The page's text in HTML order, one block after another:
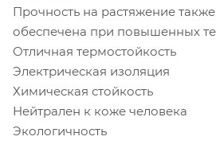
Прочность на растяжение
обеспечена при повышенных
Отличная термостойкость
Электрическая изоляция
Химическая стойкость
Нейтрален к коже человека
Экологичность